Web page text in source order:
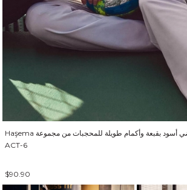
Haşema تيشرت رياضي أسود بقبعة وأكمام طويلة للمحجبات من مجموعة Active
ACT-6
$90.90